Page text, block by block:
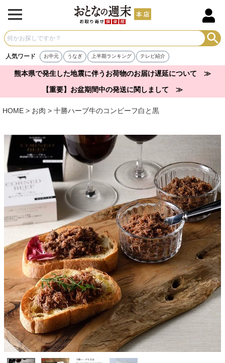
人気ワード お中元 うなぎ 上半期ランキング テレビ紹介
熊本県で発生した地震に伴うお荷物のお届け遅延について ≫
【重要】お盆期間中の発送に関しまして ≫
HOME お肉 十勝ハーブ牛のコンビーフ白と黒